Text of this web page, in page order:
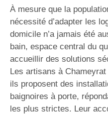
À mesure que la
nécessité d’adapter les
domicile n’a jamais été
bain, espace central du
accueillir des solutions
Les artisans à
ils proposent des
baignoires à porte,
les plus strictes. Leur